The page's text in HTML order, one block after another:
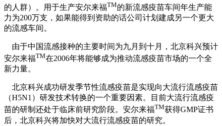
的人群）。用于生产安尔来福TM的新流感疫苗车间年生产能
力为200万支，如果能得到资助的话公司计划建成另一个更大
的流感车间。
由于中国流感接种的主要时间为九月到十月，北京科兴预计
安尔来福TM在2006年将能够成为推动流感疫苗市场的一个全
新力量。
北京科兴成功研发季节性流感疫苗是实现向大流行流感疫苗
（H5N1）研发技术转换的一个重要因素。目前大流行流感疫
苗的研制还处于临床前研究阶段。安尔来福TM获得GMP证书
后，北京科兴将加快对大流行流感疫苗的研究。